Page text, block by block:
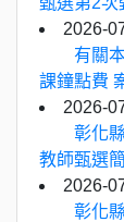
2026-
有關
課鐘點費
2026-
彰化
教師甄選
2026-
彰化